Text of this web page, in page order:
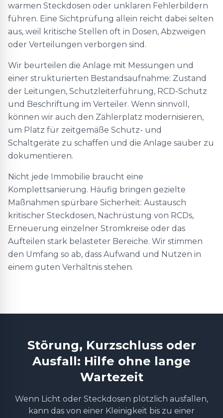
warmen Steckdosen oder unklaren Fehlerbildern
führen. Eine Sichtprüfung allein reicht dabei selten
aus, weil kritische Stellen oft in Dosen, Abzweigen
oder Verteilungen verborgen sind.
Wir beurteilen die Anlage mit Messungen und
einer strukturierten Bestandsaufnahme: Zustand
der Leitungen, Schutzleiterführung, RCD-Schutz
und Beschriftung im Verteiler. Wenn sinnvoll,
können wir auch den Zählerplatz modernisieren,
um Platz für zeitgemäße Schutz- und
Schaltgeräte zu schaffen und die Anlage sauber zu
dokumentieren.
Nicht jede Immobilie braucht eine
Komplettsanierung. Häufig bringen gezielte
Maßnahmen spürbare Sicherheit: Austausch
kritischer Steckdosen, Nachrüstung von RCDs,
Erneuerung einzelner Stromkreise oder das
Aufteilen stark belasteter Bereiche. Wir stimmen
den Umfang so ab, dass Aufwand und Nutzen in
einem guten Verhältnis stehen.
Störung, Kurzschluss oder
Ausfall: Hilfe ohne lange
Wartezeit
Wenn Licht oder Steckdosen plötzlich ausfallen,
kann das von einer Kleinigkeit bis zu einer